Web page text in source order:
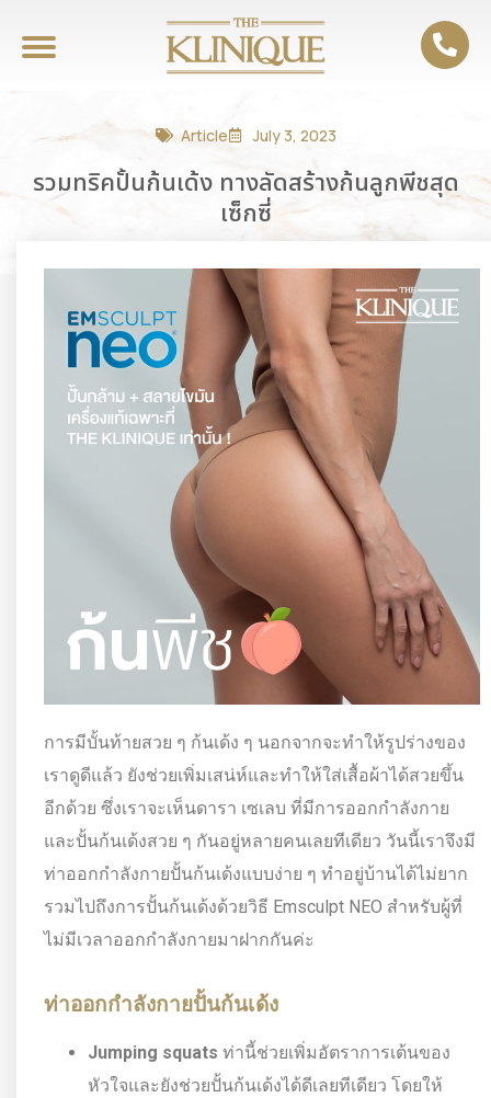
Article July 3, 2023
รวมทริคปั้นก้นเด้ง ทางลัดสร้างก้นลูกพีชสุด
เซ็กซี่
การมีบั้นท้ายสวย ๆ ก้นเด้ง ๆ นอกจากจะทำให้รูปร่างของ
เราดูดีแล้ว ยังช่วยเพิ่มเสน่ห์และทำให้ใส่เสื้อผ้าได้สวยขึ้น
อีกด้วย ซึ่งเราจะเห็นดารา เซเลบ ที่มีการออกกำลังกาย
และปั้นก้นเด้งสวย ๆ กันอยู่หลายคนเลยทีเดียว วันนี้เราจึงมี
ท่าออกกำลังกายปั้นก้นเด้งแบบง่าย ๆ ทำอยู่บ้านได้ไม่ยาก
รวมไปถึงการปั้นก้นเด้งด้วยวิธี Emsculpt NEO สำหรับผู้ที่
ไม่มีเวลาออกกำลังกายมาฝากกันค่ะ
ท่าออกกำลังกายปั้นก้นเด้ง
Jumping squats ท่านี้ช่วยเพิ่มอัตราการเต้นของ
หัวใจและยังช่วยปั้นก้นเด้งได้ดีเลยทีเดียว โดยให้